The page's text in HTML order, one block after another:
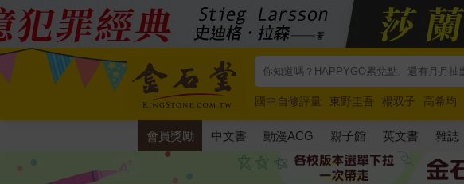
國中自修評量 東野圭吾 楊双子 高希均
唯紅花綻放
奧德賽 路邊攤新作 馬斯克
會員獎勵 中文書 動漫ACG 親子館 英文書 雜誌